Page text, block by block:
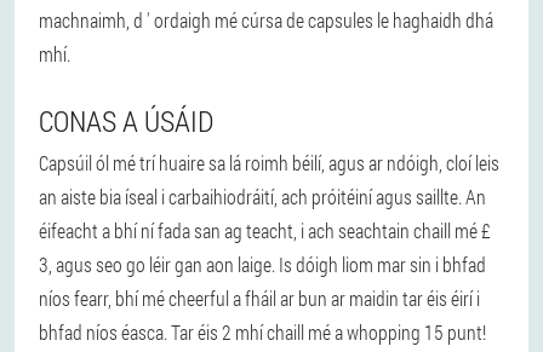
machnaimh, d ' ordaigh mé cúrsa de capsules le haghaidh dhá
mhí.
CONAS A ÚSÁID
Capsúil ól mé trí huaire sa lá roimh béilí, agus ar ndóigh, cloí leis
an aiste bia íseal i carbaihiodráití, ach próitéiní agus saillte. An
éifeacht a bhí ní fada san ag teacht, i ach seachtain chaill mé £
3, agus seo go léir gan aon laige. Is dóigh liom mar sin i bhfad
níos fearr, bhí mé cheerful a fháil ar bun ar maidin tar éis éirí i
bhfad níos éasca. Tar éis 2 mhí chaill mé a whopping 15 punt!